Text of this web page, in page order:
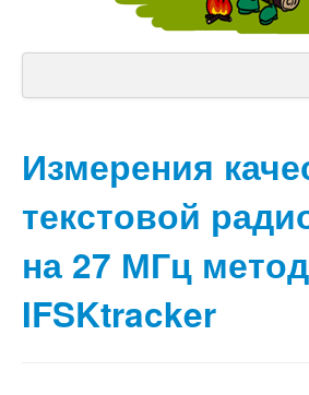
Аппаратура
Эксперименты
Измерения
текстовой
на 27 МГц
IFSKtracker